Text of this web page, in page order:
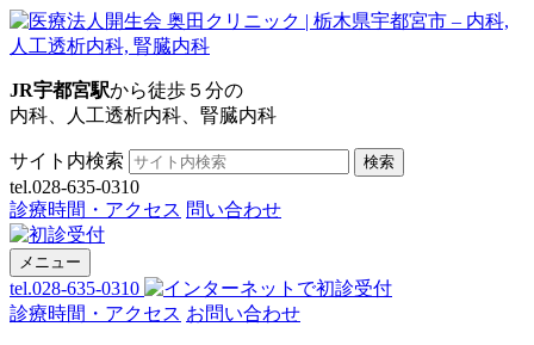
JR宇都宮駅から徒歩５分の
内科、人工透析内科、腎臓内科
サイト内検索 検索
tel.028-635-0310
診療時間・アクセス 問い合わせ
メニュー
tel.028-635-0310
診療時間・アクセス お問い合わせ